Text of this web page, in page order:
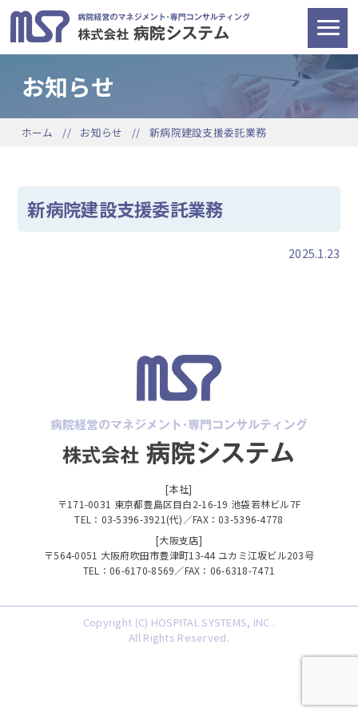
お知らせ
ホーム お知らせ 新病院建設支援委託業務
新病院建設支援委託業務
2025.1.23
[本社]
〒171-0031 東京都豊島区目白2-16-19 池袋若林ビル7F
TEL：03-5396-3921(代)／FAX：03-5396-4778
[大阪支店]
〒564-0051 大阪府吹田市豊津町13-44 ユカミ江坂ビル203号
TEL：06-6170-8569／FAX：06-6318-7471
Copyright (C) HOSPITAL SYSTEMS, INC .
All Rights Reserved.